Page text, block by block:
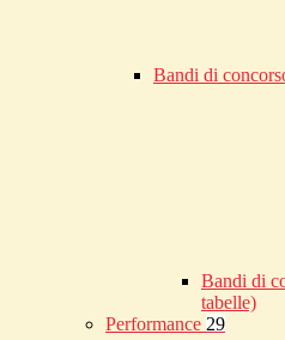
Bandi di
Bandi di
tabelle)
Performance 29